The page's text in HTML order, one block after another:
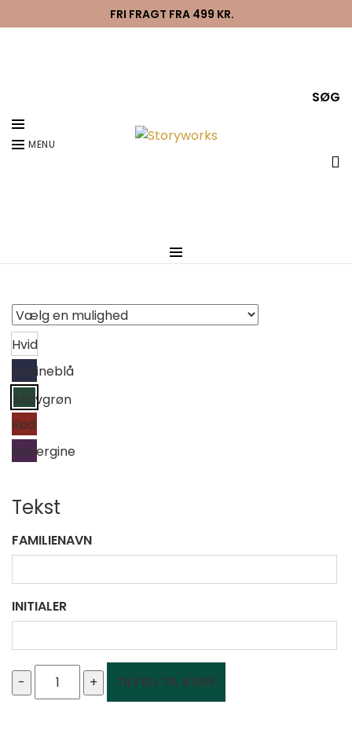
FRI FRAGT FRA 499 KR.
MENU
SØG
Et personligt stykke julepynt, som repræsenterer
familiens medlemmer.
Hvid
Marineblå
Skovgrøn
Rød
Aubergine
Tekst
FAMILIENAVN
INITIALER
Familiejuletræ
papirklip
TILFØJ TIL KURV